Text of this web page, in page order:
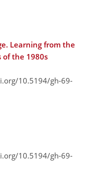
Learning from the
of the 1980s
10.5194/gh-69-
10.5194/gh-69-